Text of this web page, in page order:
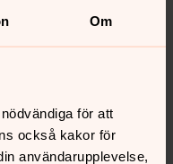
Om
för att
också kakor för
användarupplevelse,
som sköter
för att församlingen,
avKaffemakaren